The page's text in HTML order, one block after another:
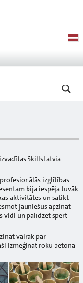
SkillsLatvia
izglītības
bija iespēja tuvāk
aktivitātes un satikt
jauniešus apzināt
vidi un palīdzēt spert
vairāk par
izmēģināt roku betona